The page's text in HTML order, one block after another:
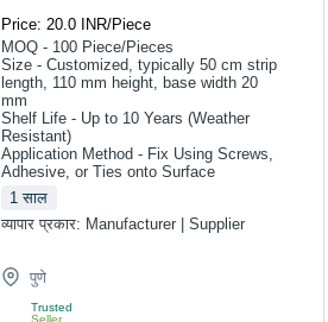
Price: 20.0 INR/Piece
MOQ - 100 Piece/Pieces
Size - Customized, typically 50 cm strip
length, 110 mm height, base width 20
mm
Shelf Life - Up to 10 Years (Weather
Resistant)
Application Method - Fix Using Screws,
Adhesive, or Ties onto Surface
1 साल
व्यापार प्रकार: Manufacturer | Supplier
पुणे
Trusted
Seller